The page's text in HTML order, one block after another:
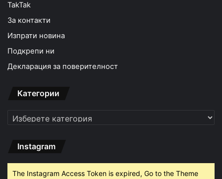
TakTak
За контакти
Изпрати новина
Подкрепи ни
Декларация за поверителност
Категории
Категории
Instagram
The Instagram Access Token is expired, Go to the Theme